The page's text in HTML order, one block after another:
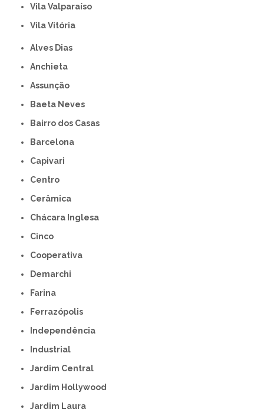
Vila Valparaíso
Vila Vitória
Alves Dias
Anchieta
Assunção
Baeta Neves
Bairro dos Casas
Barcelona
Capivari
Centro
Cerâmica
Chácara Inglesa
Cinco
Cooperativa
Demarchi
Farina
Ferrazópolis
Independência
Industrial
Jardim Central
Jardim Hollywood
Jardim Laura